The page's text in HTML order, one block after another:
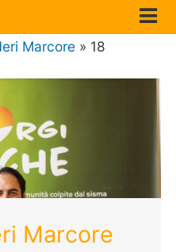
Marcore » 18
Marcore